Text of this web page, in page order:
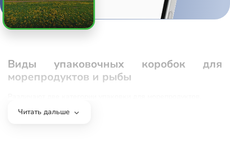
Виды упаковочных коробок для
морепродуктов и рыбы
Транспортировочные короба из трехслойного гофрокартона,
Читать дальше